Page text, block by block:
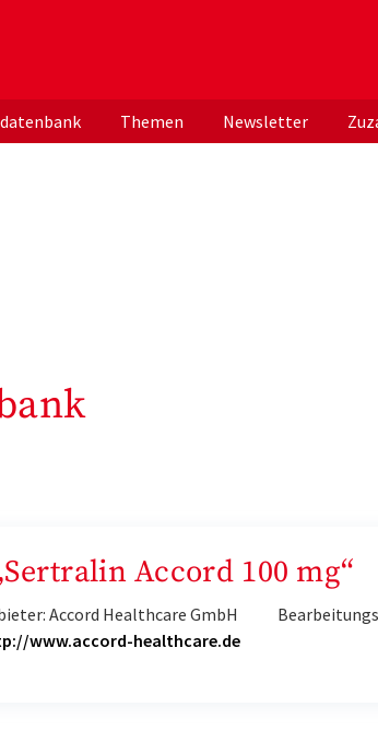
deutschen ApothekerInnen
Themen Newsletter
Accord 100 mg“
Accord Healthcare GmbH
www.accord-healthcare.de